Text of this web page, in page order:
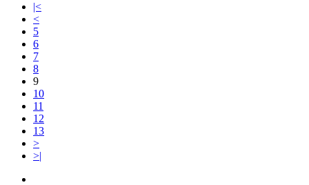
|<
<
5
6
7
8
9
10
11
12
13
>
>|